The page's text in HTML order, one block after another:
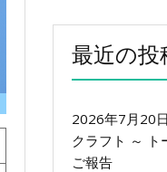
最近の投
2026年7月20
クラフト ～ ト
ご報告